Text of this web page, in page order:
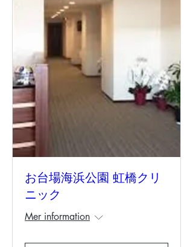
お台場海浜公園 虹橋クリ
ニック
Mer information